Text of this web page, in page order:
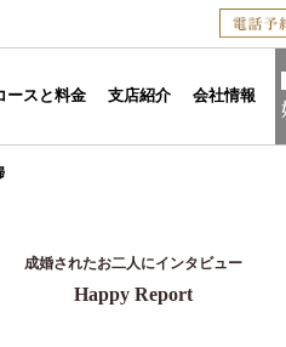
ースと料金 支店紹介 会社情報
成婚されたお二人にインタビュー
Happy Report